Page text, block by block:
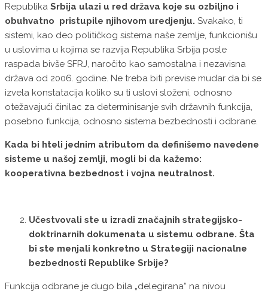
Republika Srbija ulazi u red država koje su ozbiljno i
obuhvatno pristupile njihovom uredjenju. Svakako, ti
sistemi, kao deo političkog sistema naše zemlje, funkcionišu
u uslovima u kojima se razvija Republika Srbija posle
raspada bivše SFRJ, naročito kao samostalna i nezavisna
država od 2006. godine. Ne treba biti previse mudar da bi se
izvela kоnstatacija koliko su ti uslovi složeni, odnosno
otežavajući činilac za determinisanje svih državnih funkcija,
posebno funkcija, odnosno sistema bezbednosti i odbrane.
Kada bi hteli jednim atributom da definišemo navedene
sisteme u našoj zemlji, mogli bi da kažemo:
kooperativna bezbednost i vojna neutralnost.
Učestvovali ste u izradi značajnih strategijsko-
doktrinarnih dokumenata u sistemu odbrane. Šta
bi ste menjali konkretno u Strategiji nacionalne
bezbednosti Republike Srbije?
Funkcija odbrane je dugo bila „delegirana“ na nivou